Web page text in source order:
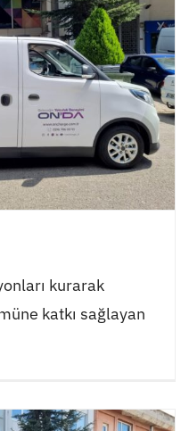
kurarak
katkı sağlayan